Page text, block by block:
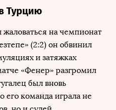
Турцию
жаловаться на чемпионат
(2:2) он обвинил
и затяжках
«Фенер» разгромил
был вновь
его команда играла не